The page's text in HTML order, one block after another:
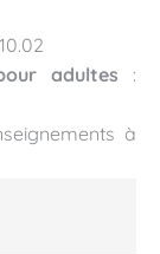
adultes :
à